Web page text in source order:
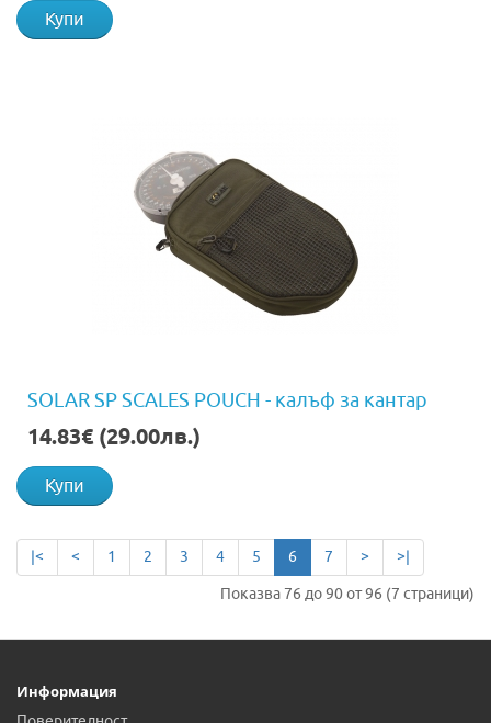
Купи
SOLAR SP SCALES POUCH - калъф за кантар
14.83€ (29.00лв.)
Купи
|< < 1 2 3 4 5 6 7 >
>|
Показва 76 до 90 от 96 (7 страници)
Информация